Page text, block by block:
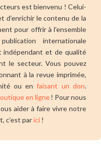
est bienvenu ! Celui-
d’enrichir le contenu de la
pour offrir à l’ensemble
internationale
indépendant et de qualité
le secteur. Vous pouvez
à la revue imprimée,
ou enfaisant un don.
en ligne! Pour nous
aider à faire vivre notre
c’est parici !